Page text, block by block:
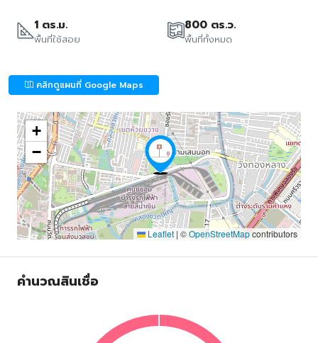
1 ตร.ม.
พื้นที่ใช้สอย
800 ตร.ว.
พื้นที่ทั้งหมด
คลิกดูแผนที่ Google Maps
+
−
Leaflet | ©OpenStreetMapcontributors
คำนวณสินเชื่อ